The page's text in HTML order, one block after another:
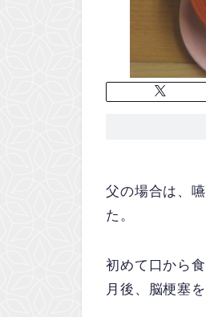
父の場合は、
た。
初めて口から
月後、脳梗塞